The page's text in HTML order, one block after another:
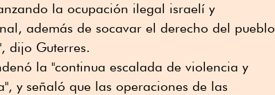
la ocupación ilegal israelí y
además de socavar el derecho del pueblo
dijo Guterres.
la "continua escalada de violencia y
y señaló que las operaciones de las